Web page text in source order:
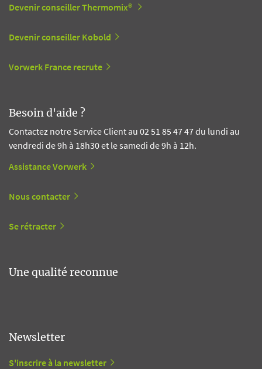
Devenir conseiller Thermomix®
Devenir conseiller Kobold
Vorwerk France recrute
Besoin d'aide ?
Contactez notre Service Client au 02 51 85 47 47 du lundi au
vendredi de 9h à 18h30 et le samedi de 9h à 12h.
Assistance Vorwerk
Nous contacter
Se rétracter
Une qualité reconnue
Newsletter
S'inscrire à la newsletter